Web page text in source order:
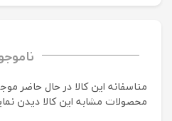
متاسفانه این کالا در حال حاضر
محصولات مشابه این کالا دیدن